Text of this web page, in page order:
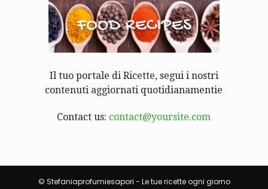
Il tuo portale di Ricette, segui i nostri
contenuti aggiornati quotidianamentie
Contact us: contact@yoursite.com
© Stefaniaprofumiesapori - Le tue ricette ogni giorno